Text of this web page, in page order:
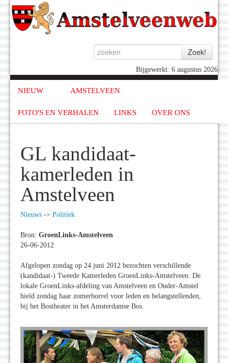
Bijgewerkt: 6 augustus 2026
NIEUW AMSTELVEEN
FOTO'S EN VERHALEN LINKS OVER ONS
GL kandidaat-
kamerleden in
Amstelveen
Nieuws -> Politiek
Bron: GroenLinks-Amstelveen
26-06-2012
Afgelopen zondag op 24 juni 2012 bezochten verschillende
(kandidaat-) Tweede Kamerleden GroenLinks-Amstelveen. De
lokale GroenLinks-afdeling van Amstelveen en Ouder-Amstel
hield zondag haar zomerborrel voor leden en belangstellenden,
bij het Bostheater in het Amsterdamse Bos.